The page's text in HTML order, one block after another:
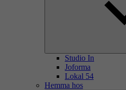
Studio In
Joforma
Lokal 54
Hemma hos